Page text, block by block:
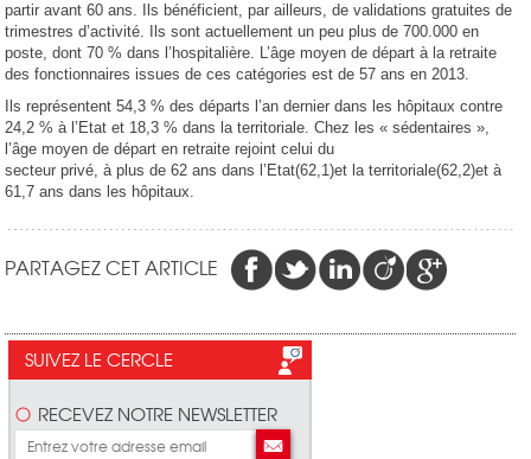
partir avant 60 ans. Ils bénéficient, par ailleurs, de validations gratuites de
trimestres d’activité. Ils sont actuellement un peu plus de 700.000 en
poste, dont 70 % dans l’hospitalière. L’âge moyen de départ à la retraite
des fonctionnaires issues de ces catégories est de 57 ans en 2013.
Ils représentent 54,3 % des départs l’an dernier dans les hôpitaux contre
24,2 % à l’Etat et 18,3 % dans la territoriale. Chez les « sédentaires »,
l’âge moyen de départ en retraite rejoint celui du
secteur privé, à plus de 62 ans dans l’Etat(62,1)et la territoriale(62,2)et à
61,7 ans dans les hôpitaux.
PARTAGEZ CET ARTICLE
SUIVEZ LE CERCLE
RECEVEZ NOTRE NEWSLETTER